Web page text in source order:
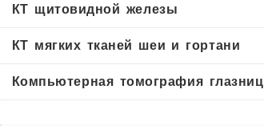
КТ щитовидной железы
КТ мягких тканей шеи и гортани
Компьютерная томография